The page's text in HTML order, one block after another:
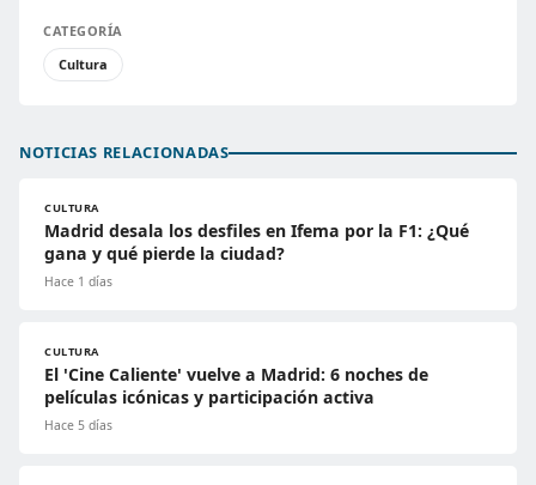
CATEGORÍA
Cultura
NOTICIAS RELACIONADAS
CULTURA
Madrid desala los desfiles en Ifema por la F1: ¿Qué
gana y qué pierde la ciudad?
Hace 1 días
CULTURA
El 'Cine Caliente' vuelve a Madrid: 6 noches de
películas icónicas y participación activa
Hace 5 días